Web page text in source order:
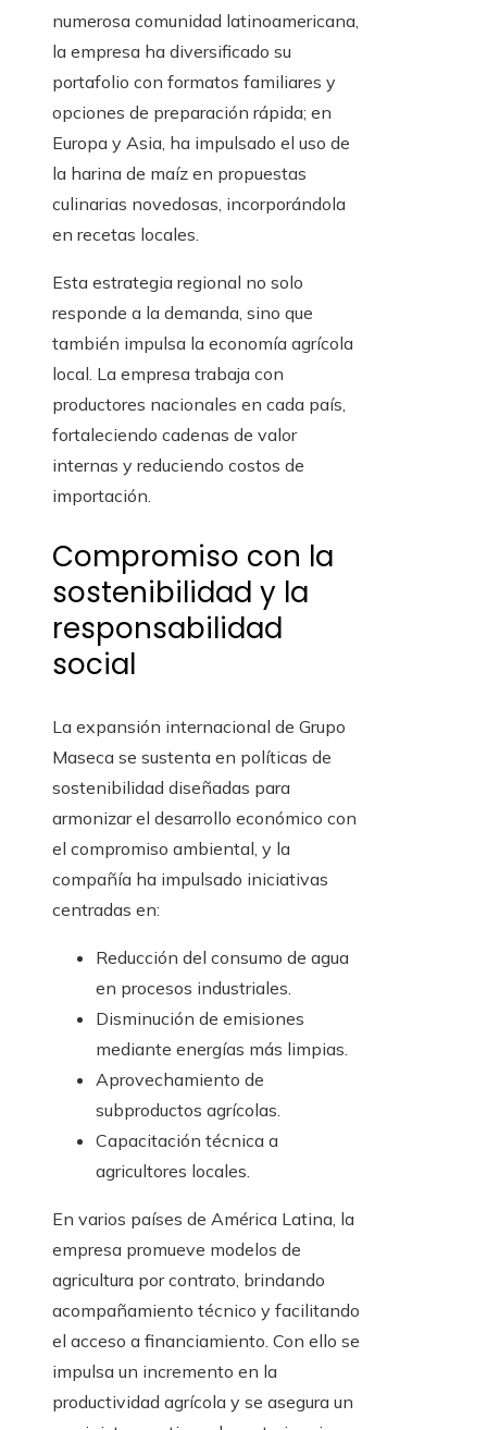
numerosa comunidad latinoamericana,
la empresa ha diversificado su
portafolio con formatos familiares y
opciones de preparación rápida; en
Europa y Asia, ha impulsado el uso de
la harina de maíz en propuestas
culinarias novedosas, incorporándola
en recetas locales.
Esta estrategia regional no solo
responde a la demanda, sino que
también impulsa la economía agrícola
local. La empresa trabaja con
productores nacionales en cada país,
fortaleciendo cadenas de valor
internas y reduciendo costos de
importación.
Compromiso con la
sostenibilidad y la
responsabilidad
social
La expansión internacional de Grupo
Maseca se sustenta en políticas de
sostenibilidad diseñadas para
armonizar el desarrollo económico con
el compromiso ambiental, y la
compañía ha impulsado iniciativas
centradas en:
Reducción del consumo de agua
en procesos industriales.
Disminución de emisiones
mediante energías más limpias.
Aprovechamiento de
subproductos agrícolas.
Capacitación técnica a
agricultores locales.
En varios países de América Latina, la
empresa promueve modelos de
agricultura por contrato, brindando
acompañamiento técnico y facilitando
el acceso a financiamiento. Con ello se
impulsa un incremento en la
productividad agrícola y se asegura un